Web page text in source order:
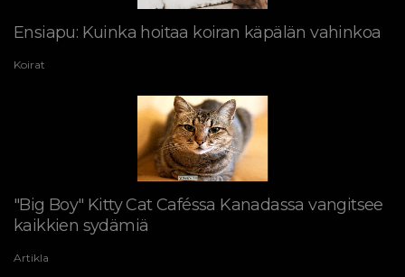
Ensiapu: Kuinka hoitaa koiran käpälän vahinkoa
Koirat
"Big Boy" Kitty Cat Caféssa Kanadassa vangitsee
kaikkien sydämiä
Artikla